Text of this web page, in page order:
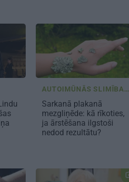
AUTOIMŪNĀS SLIMĪBA...
Sarkanā plakanā
mezgliņēde: kā rīkoties,
ja ārstēšana ilgstoši
nedod rezultātu?